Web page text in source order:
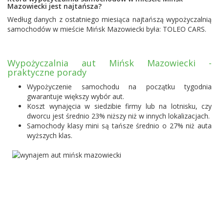
Mazowiecki jest najtańsza?
Według danych z ostatniego miesiąca najtańszą wypożyczalnią
samochodów w mieście Mińsk Mazowiecki była: TOLEO CARS.
Wypożyczalnia aut Mińsk Mazowiecki -
praktyczne porady
Wypożyczenie samochodu na początku tygodnia
gwarantuje większy wybór aut.
Koszt wynajęcia w siedzibie firmy lub na lotnisku, czy
dworcu jest średnio 23% niższy niż w innych lokalizacjach.
Samochody klasy mini są tańsze średnio o 27% niż auta
wyższych klas.